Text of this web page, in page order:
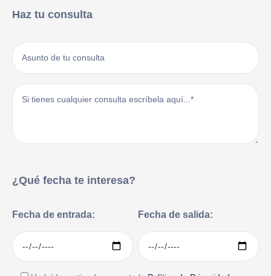
Haz tu consulta
¿Qué fecha te interesa?
Fecha de entrada: Fecha de salida: